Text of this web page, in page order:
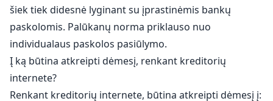
šiek tiek didesnė lyginant su įprastinėmis bankų
paskolomis. Palūkanų norma priklauso nuo
individualaus paskolos pasiūlymo.
Į ką būtina atkreipti dėmesį, renkant kreditorių
internete?
Renkant kreditorių internete, būtina atkreipti dėmesį į: